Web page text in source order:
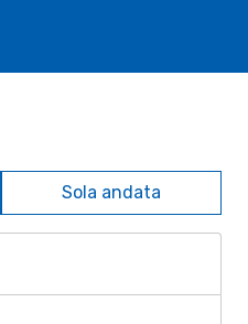
Sola andata